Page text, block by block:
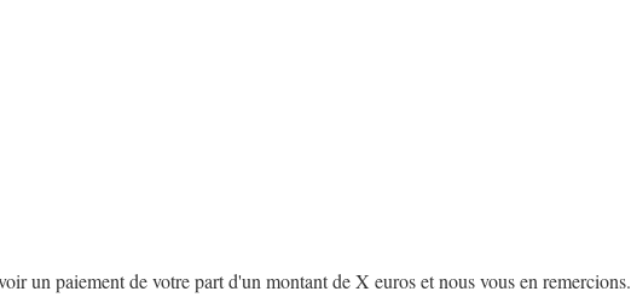
un paiement de votre part d'un montant de X euros et nous vous en remercions.